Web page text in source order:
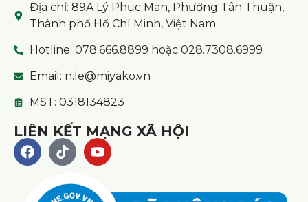
Địa chỉ: 89A Lý Phục Man, Phường Tân Thuận,
Thành phố Hồ Chí Minh, Việt Nam
Hotline: 078.666.8899 hoặc 028.7308.6999
Email: n.le@miyako.vn
MST: 0318134823
LIÊN KẾT MẠNG XÃ HỘI